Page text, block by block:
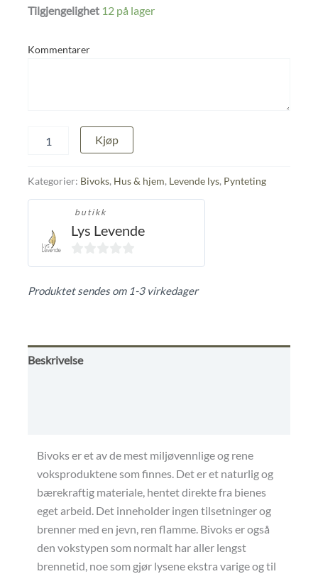
Tilgjengelighet 12 på lager
Kommentarer
Brage
Kjøp
Kategorier: Bivoks, Hus & hjem, Levende lys, Pynteting
butikk
Lys Levende
0
Produktet sendes om 1-3 virkedager
Beskrivelse
Bivoks er et av de mest miljøvennlige og rene
voksproduktene som finnes. Det er et naturlig og
bærekraftig materiale, hentet direkte fra bienes
eget arbeid. Det inneholder ingen tilsetninger og
brenner med en jevn, ren flamme. Bivoks er også
den vokstypen som normalt har aller lengst
brennetid, noe som gjør lysene ekstra varige og til